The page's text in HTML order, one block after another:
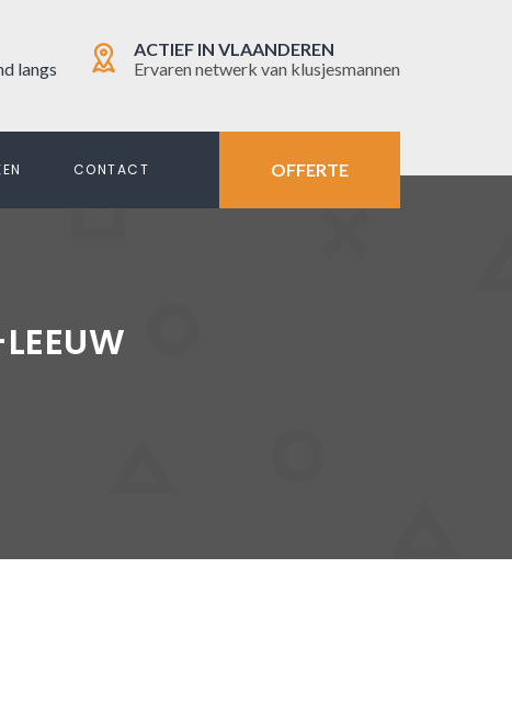
langs
ACTIEF IN VLAANDEREN
Ervaren netwerk van klusjesmannen
CONTACT OFFERTE